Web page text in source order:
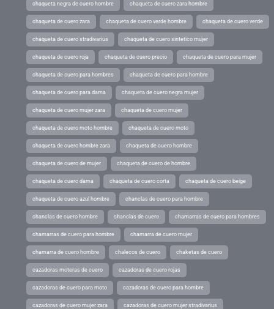
chaqueta negra de cuero hombre chaqueta de cuero zara hombre
chaqueta de cuero zara chaqueta de cuero verde hombre chaqueta de cuero verde
chaqueta de cuero stradivarius chaqueta de cuero sintetico mujer
chaqueta de cuero roja chaqueta de cuero precio chaqueta de cuero para mujer
chaqueta de cuero para hombres chaqueta de cuero para hombre
chaqueta de cuero para dama chaqueta de cuero negra mujer
chaqueta de cuero mujer zara chaqueta de cuero mujer
chaqueta de cuero moto hombre chaqueta de cuero moto
chaqueta de cuero hombre zara chaqueta de cuero hombre
chaqueta de cuero de mujer chaqueta de cuero de hombre
chaqueta de cuero dama chaqueta de cuero corta chaqueta de cuero beige
chaqueta de cuero azul hombre chanclas de cuero para hombre
chanclas de cuero hombre chanclas de cuero chamarras de cuero para hombres
chamarras de cuero para hombre chamarra de cuero mujer
chamarra de cuero hombre chalecos de cuero chaketas de cuero
cazadoras moteras de cuero cazadoras de cuero rojas
cazadoras de cuero para moto cazadoras de cuero para hombre
cazadoras de cuero mujer zara cazadoras de cuero mujer stradivarius